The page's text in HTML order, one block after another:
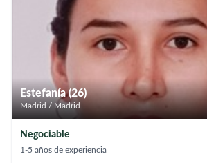
Estoy preparado para apoyar en las
vida diaria, así como para ofrecer
y contribuir a un entorno seguro y
con disponibilidad inmediata. Respetuosamente. Mónica
Estefanía (26)
Madrid / Madrid
Negociable
1-5 años de experiencia